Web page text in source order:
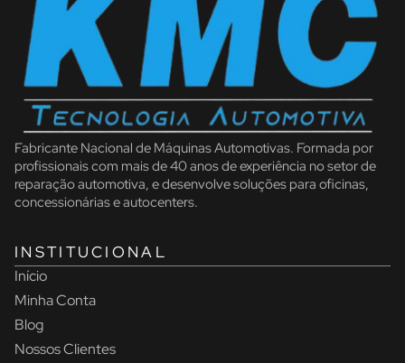
Fabricante Nacional de Máquinas Automotivas. Formada por
profissionais com mais de 40 anos de experiência no setor de
reparação automotiva, e desenvolve soluções para oficinas,
concessionárias e autocenters.
INSTITUCIONAL
Início
Minha Conta
Blog
Nossos Clientes